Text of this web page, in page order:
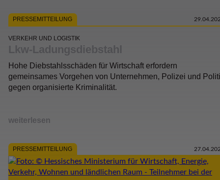
PRESSEMITTEILUNG
VERKEHR UND LOGISTIK
Lkw-Ladungsdiebstahl
Hohe Diebstahlsschäden für Wirtschaft erfordern
gemeinsames Vorgehen von Unternehmen, Polizei und
gegen organisierte Kriminalität.
weiterlesen
PRESSEMITTEILUNG